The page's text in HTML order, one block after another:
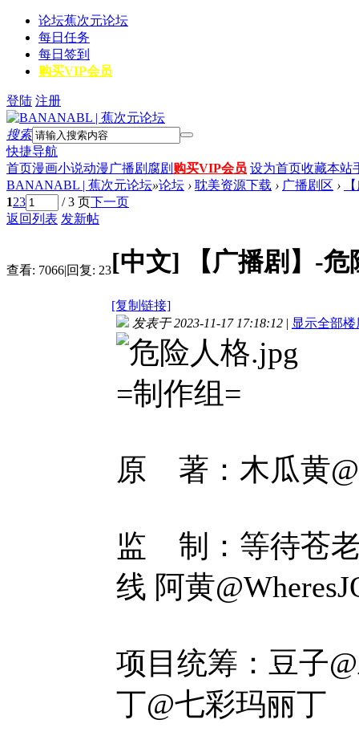
论坛蕉次元论坛
每日任务
每日签到
购买VIP会员
登陆 注册
搜索
快捷导航
首页漫画小说动漫广播剧 腐剧 购买VIP会员 设为首页收藏本站
BANANABL | 蕉次元论坛»论坛 › 耽美资源下载 › 广播剧区 ›
123 / 3 页下一页
返回列表 发新帖
查看: 7066|回复: 23[中文] 【广播剧】-
[复制链接]
发表于 2023-11-17 17:18:12 | 显示全部楼
=制作组=
原 著：木瓜黄
监 制：等待苍老
线 阿黄
项目统筹：豆子
丁@七彩玛丽丁